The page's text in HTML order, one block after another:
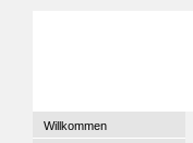
Willkommen